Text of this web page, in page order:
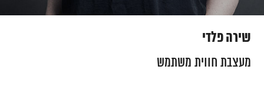
שירה פלדי
מעצבת חווית משתמש